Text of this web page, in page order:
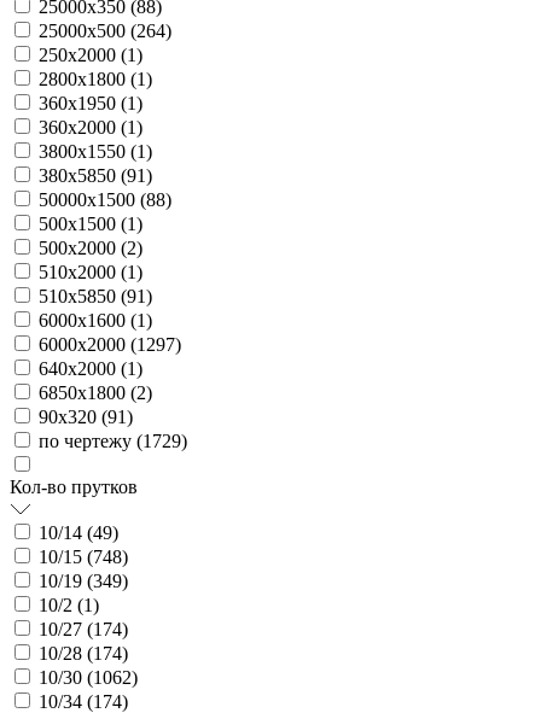
25000х350 (88)
25000х500 (264)
250х2000 (1)
2800х1800 (1)
360х1950 (1)
360х2000 (1)
3800х1550 (1)
380х5850 (91)
50000х1500 (88)
500х1500 (1)
500х2000 (2)
510х2000 (1)
510х5850 (91)
6000х1600 (1)
6000х2000 (1297)
640х2000 (1)
6850х1800 (2)
90х320 (91)
по чертежу (1729)
Кол-во прутков
10/14 (49)
10/15 (748)
10/19 (349)
10/2 (1)
10/27 (174)
10/28 (174)
10/30 (1062)
10/34 (174)